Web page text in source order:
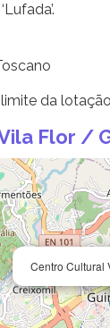
da
Flor /
Centro Cultural